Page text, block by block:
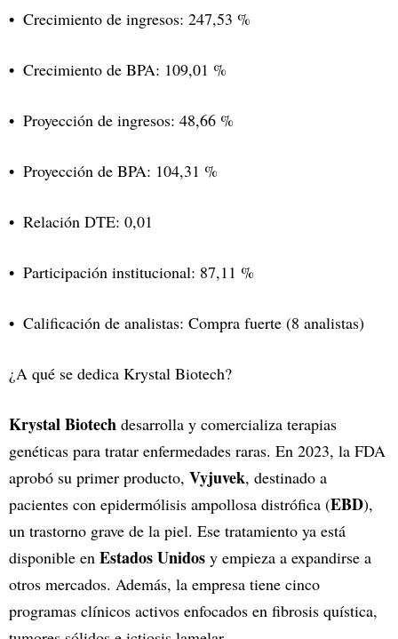
Crecimiento de ingresos: 247,53 %
Crecimiento de BPA: 109,01 %
Proyección de ingresos: 48,66 %
Proyección de BPA: 104,31 %
Relación DTE: 0,01
Participación institucional: 87,11 %
Calificación de analistas: Compra fuerte (8 analistas)
¿A qué se dedica Krystal Biotech?
Krystal Biotech desarrolla y comercializa terapias
genéticas para tratar enfermedades raras. En 2023, la FDA
aprobó su primer producto, Vyjuvek, destinado a
pacientes con epidermólisis ampollosa distrófica (EBD),
un trastorno grave de la piel. Ese tratamiento ya está
disponible en Estados Unidos y empieza a expandirse a
otros mercados. Además, la empresa tiene cinco
programas clínicos activos enfocados en fibrosis quística,